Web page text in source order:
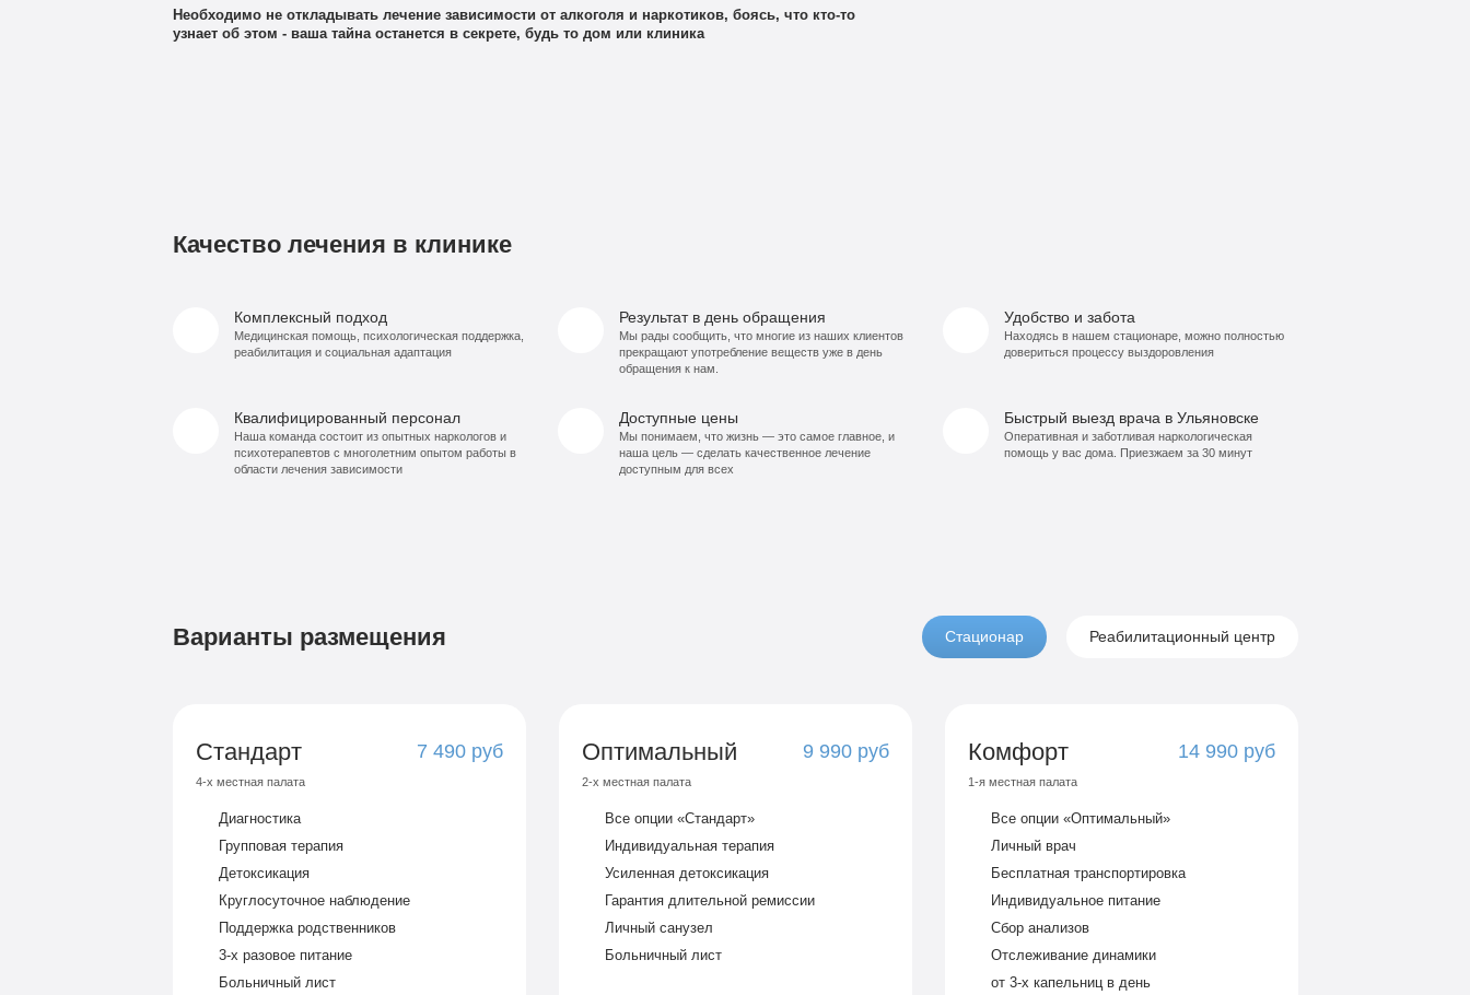
Необходимо не откладывать лечение зависимости от алкоголя и наркотиков, боясь, что кто-то
узнает об этом - ваша тайна останется в секрете, будь то дом или клиника
Качество лечения в клинике
Комплексный подход
Медицинская помощь, психологическая поддержка,
реабилитация и социальная адаптация
Результат в день обращения
Мы рады сообщить, что многие из наших клиентов
прекращают употребление веществ уже в день
обращения к нам.
Удобство и забота
Находясь в нашем стационаре, можно полностью
довериться процессу выздоровления
Квалифицированный персонал
Наша команда состоит из опытных наркологов и
психотерапевтов с многолетним опытом работы в
области лечения зависимости
Доступные цены
Мы понимаем, что жизнь — это самое главное, и
наша цель — сделать качественное лечение
доступным для всех
Быстрый выезд врача в Ульяновске
Оперативная и заботливая наркологическая
помощь у вас дома. Приезжаем за 30 минут
Варианты размещения Стационар Реабилитационный центр
Стандарт 7 490 руб
4-х местная палата
Диагностика
Групповая терапия
Детоксикация
Круглосуточное наблюдение
Поддержка родственников
3-х разовое питание
Больничный лист
Оптимальный 9 990 руб
2-х местная палата
Все опции «Стандарт»
Индивидуальная терапия
Усиленная детоксикация
Гарантия длительной ремиссии
Личный санузел
Больничный лист
Комфорт 14 990 руб
1-я местная палата
Все опции «Оптимальный»
Личный врач
Бесплатная транспортировка
Индивидуальное питание
Сбор анализов
Отслеживание динамики
от 3-х капельниц в день